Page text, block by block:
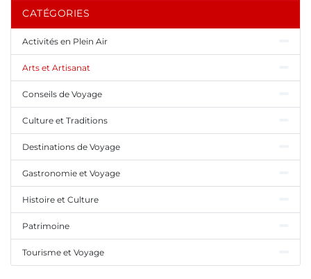
CATÉGORIES
Activités en Plein Air
Arts et Artisanat
Conseils de Voyage
Culture et Traditions
Destinations de Voyage
Gastronomie et Voyage
Histoire et Culture
Patrimoine
Tourisme et Voyage